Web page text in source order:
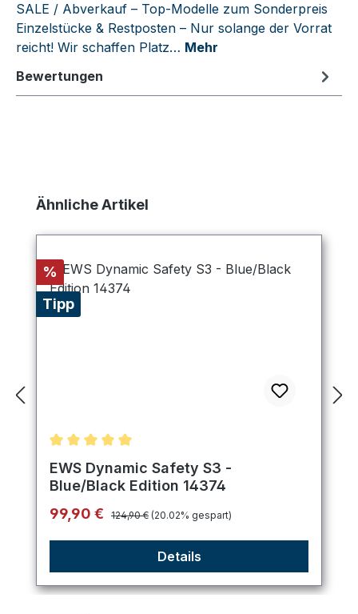
SALE / Abverkauf – Top-Modelle zum Sonderpreis
Einzelstücke & Restposten – Nur solange der Vorrat
reicht! Wir schaffen Platz… Mehr
Bewertungen
Produktgalerie überspringen
Ähnliche Artikel
Rabatt
%
Tipp
Durchschnittliche Bewertung von 5 von 5 Sternen
EWS Dynamic Safety S3 -
Blue/Black Edition 14374
Verkaufspreis:
99,90 € Regulärer Preis:
124,90 € (20.02% gespart)
Details